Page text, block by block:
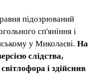
підозрюваний
сп'яніння і
у Миколаєві. На
слідства,
і здійснив